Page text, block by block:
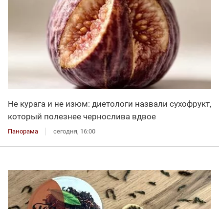
Не курага и не изюм: диетологи назвали сухофрукт,
который полезнее чернослива вдвое
Панорама сегодня, 16:00